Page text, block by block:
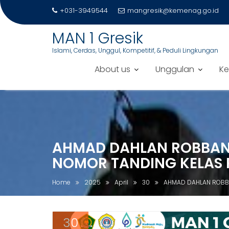
n
+031-3949544 mangresik@kemenag.go.id
MAN 1 Gresik
Islami, Cerdas, Unggul, Kompetitif, & Peduli Lingkungan
About us Unggulan
AHMAD DAHLAN
NOMOR TANDING
Home 2025 April 30 AHMAD DAHLAN
30